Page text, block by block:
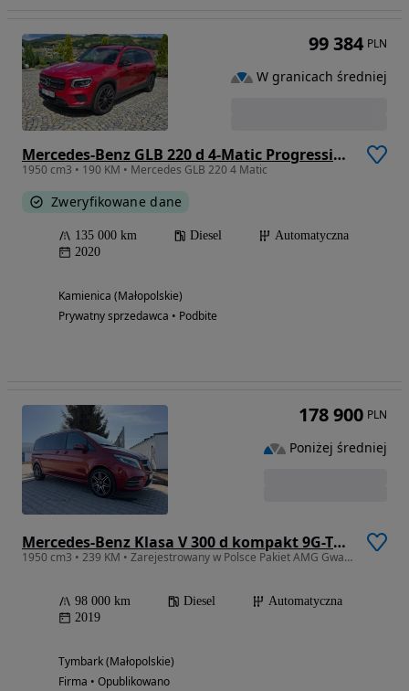
Mercedes-Benz GLB 220 d 4-Matic Progressive 8G-DCT
1950 cm3 • 190 KM • Mercedes GLB 220 4 Matic
Zweryfikowane dane
135 000 km Diesel
Automatyczna
2020
Kamienica (Małopolskie)
Prywatny sprzedawca • Podbite
99 384 PLN
W granicach średniej
Mercedes-Benz Klasa V 300 d kompakt 9G-TRONIC
1950 cm3 • 239 KM • Zarejestrowany w Polsce Pakiet AMG Gwarancja Polecam
98 000 km Diesel
Automatyczna
2019
Tymbark (Małopolskie)
Firma • Opublikowano
178 900 PLN
Poniżej średniej